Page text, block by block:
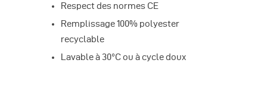
Respect des normes CE
Remplissage 100% polyester
recyclable
Lavable à 30°C ou à cycle doux